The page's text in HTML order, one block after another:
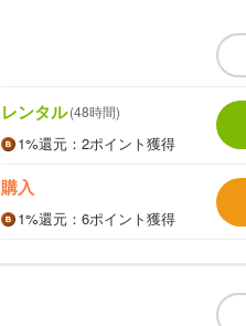
レンタル(48時間)
1%還元 ：2ポイント獲得
購入
1%還元 ：6ポイント獲得